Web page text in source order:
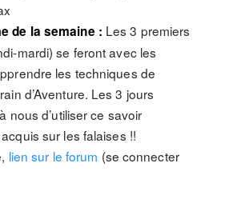
de la semaine : Les 3 premiers
mardi) se feront avec les
les techniques de
d’Aventure. Les 3 jours
nous d’utiliser ce savoir
sur les falaises !!
lien sur le forum (se connecter